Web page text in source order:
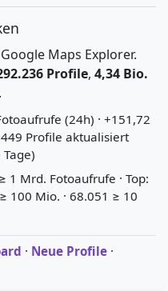
Maps Explorer.
Profile, 4,34 Bio.
.
(24h) · +151,72
Profile aktualisiert
1 Mrd. Fotoaufrufe · Top:
100 Mio. · 68.051 ≥ 10
· Neue Profile ·